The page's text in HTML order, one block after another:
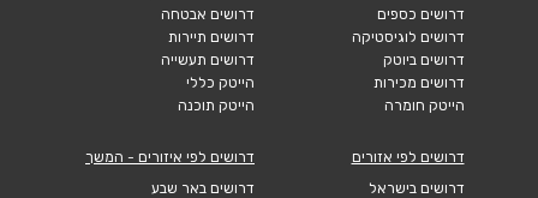
דרושים כספים
דרושים לוגיסטיקה
דרושים ביוטק
דרושים מכירות
הייטק חומרה
דרושים אבטחה
דרושים תיירות
דרושים תעשייה
הייטק כללי
הייטק תוכנה
דרושים לפי אזורים
דרושים בישראל
דרושים לפי איזורים - המשך
דרושים באר שבע